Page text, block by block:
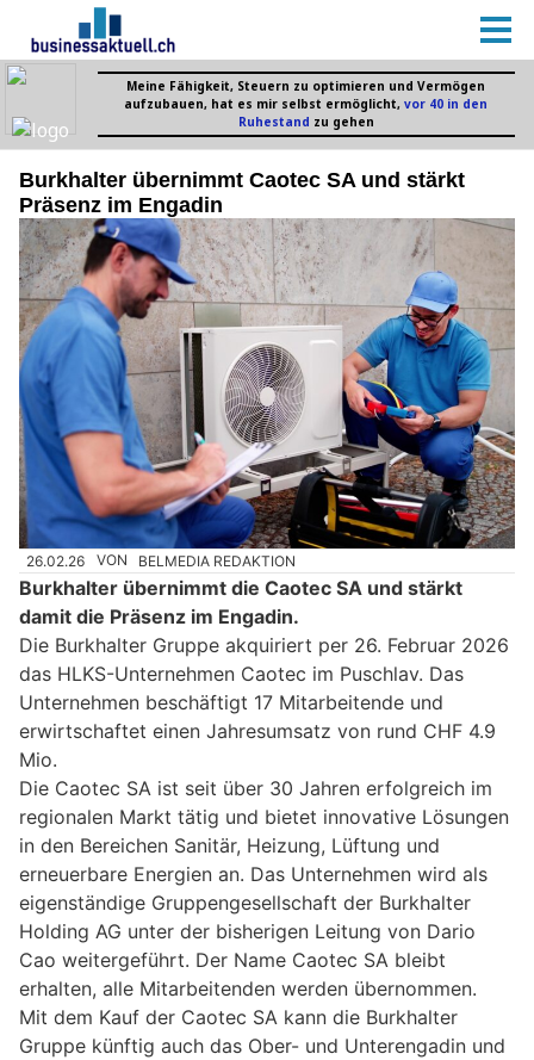
Burkhalter übernimmt Caotec SA und stärkt
Präsenz im Engadin
26.02.26 VON BELMEDIA REDAKTION
Burkhalter übernimmt die Caotec SA und stärkt
damit die Präsenz im Engadin.
Die Burkhalter Gruppe akquiriert per 26. Februar 2026
das HLKS-Unternehmen Caotec im Puschlav. Das
Unternehmen beschäftigt 17 Mitarbeitende und
erwirtschaftet einen Jahresumsatz von rund CHF 4.9
Mio.
Die Caotec SA ist seit über 30 Jahren erfolgreich im
regionalen Markt tätig und bietet innovative Lösungen
in den Bereichen Sanitär, Heizung, Lüftung und
erneuerbare Energien an. Das Unternehmen wird als
eigenständige Gruppengesellschaft der Burkhalter
Holding AG unter der bisherigen Leitung von Dario
Cao weitergeführt. Der Name Caotec SA bleibt
erhalten, alle Mitarbeitenden werden übernommen.
Mit dem Kauf der Caotec SA kann die Burkhalter
Gruppe künftig auch das Ober- und Unterengadin und